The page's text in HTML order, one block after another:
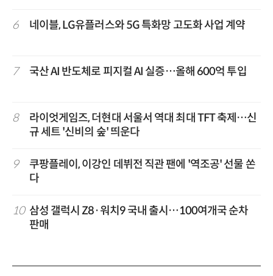
6 네이블, LG유플러스와 5G 특화망 고도화 사업 계약
7 국산 AI 반도체로 피지컬 AI 실증…올해 600억 투입
8
라이엇게임즈, 더현대 서울서 역대 최대 TFT 축제…신
규 세트 '신비의 숲' 띄운다
9
쿠팡플레이, 이강인 데뷔전 직관 팬에 '역조공' 선물 쏜
다
10 삼성 갤럭시 Z8·워치9 국내 출시…100여개국 순차
판매